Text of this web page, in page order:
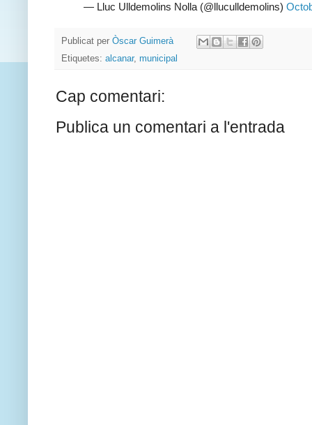
— Lluc Ulldemolins Nolla (@lluculldemolins)
Publicat per Òscar Guimerà
Etiquetes: alcanar, municipal
Cap comentari:
Publica un comentari a l'entrada